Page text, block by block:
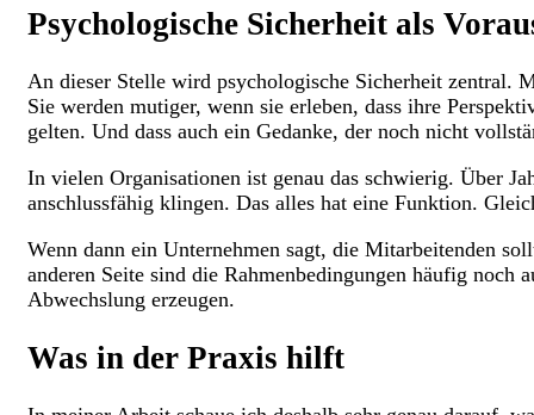
Psychologische Sicherheit als
An dieser Stelle wird psychologische Sicherheit zentral.
Sie werden mutiger, wenn sie erleben, dass ihre
gelten. Und dass auch ein Gedanke, der noch nicht
In vielen Organisationen ist genau das schwierig. Über
anschlussfähig klingen. Das alles hat eine Funktion.
Wenn dann ein Unternehmen sagt, die Mitarbeitenden
anderen Seite sind die Rahmenbedingungen häufig
Abwechslung erzeugen.
Was in der Praxis hilft